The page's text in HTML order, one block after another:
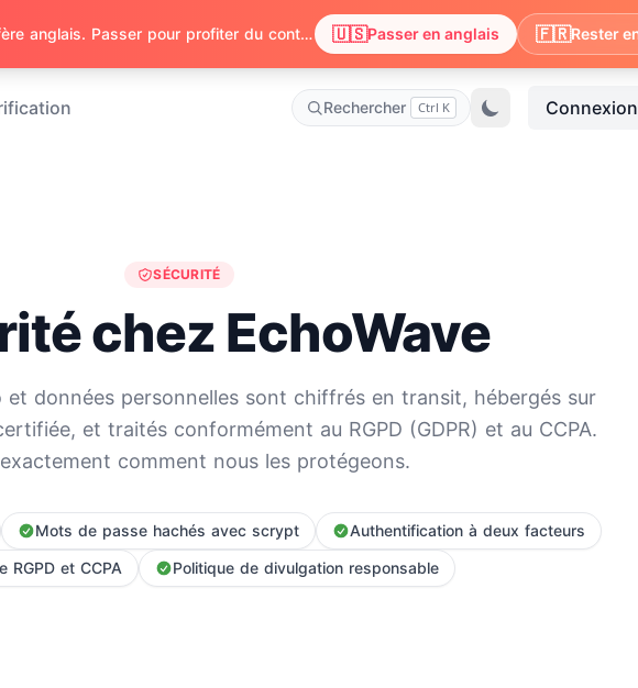
Rechercher Ctrl K Connexion
SÉCURITÉ
chez EchoWave
et données personnelles sont chiffrés en transit, hébergés sur
et traités conformément au RGPD (GDPR) et au CCPA.
comment nous les protégeons.
Mots de passe hachés avec scrypt
Authentification à deux facteurs
RGPD et CCPA
Politique de divulgation responsable
Nous avons remarqué que votre navigateur préfère anglais. Passer pour profiter du contenu en anglais ? 🇺🇸Passer en anglais 🇫🇷Rester